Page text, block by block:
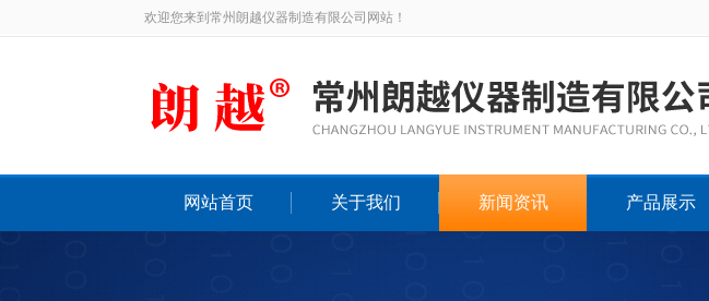
欢迎您来到常州朗越仪器制造有限公司网站！
网站首页 关于我们 新闻资讯 产品展示